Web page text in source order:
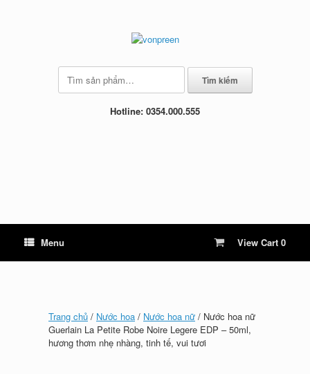
Tìm
kiếm:
Tìm kiếm
Hotline: 0354.000.555
Menu View
shopping
cart
View Cart 0
Trang chủ / Nước hoa / Nước hoa nữ / Nước hoa nữ
Guerlain La Petite Robe Noire Legere EDP – 50ml,
hương thơm nhẹ nhàng, tinh tế, vui tươi